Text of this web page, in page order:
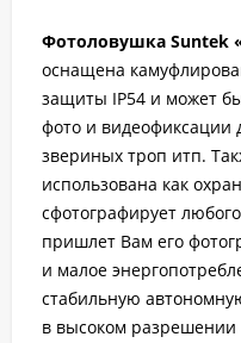
Фотоловушка Suntek
оснащена
защиты IP54 и может
фото и видеофиксации
звериных троп итп.
использована как
сфотографирует
пришлет Вам его
и малое
стабильную
в высоком разрешении